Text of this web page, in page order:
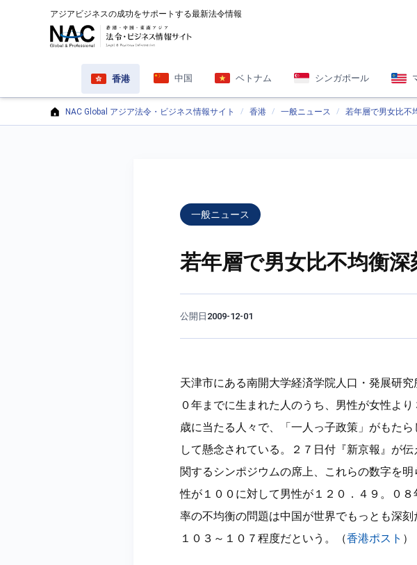
アジアビジネスの成功をサポートする最新法令情報
香港 中国 ベトナム シンガポール
NAC Global アジア法令・ビジネス情報サイト 香港 一般ニュース 若年層で男女比不
一般ニュース
若年層で男女比不均衡
公開日 2009-12-01
天津市にある南開大学経済学院人口・発展研
０年までに生まれた人のうち、男性が女性よ
歳に当たる人々で、「一人っ子政策」がもた
して懸念されている。２７日付『新京報』が
関するシンポジウムの席上、これらの数字を
性が１００に対して男性が１２０．４９。０
率の不均衡の問題は中国が世界でもっとも深
１０３～１０７程度だという。（香港ポスト ）